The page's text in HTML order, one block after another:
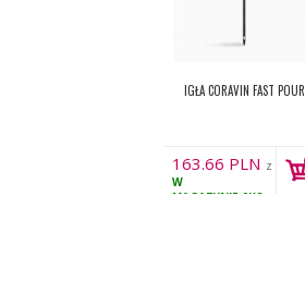
IGŁA CORAVIN FAST POUR
163.66 PLN z
VAT
W
MAGAZYNIE 9KS